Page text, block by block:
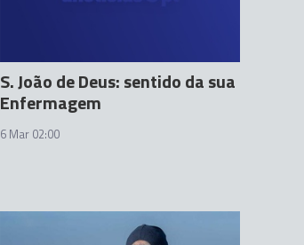
S. João de Deus: sentido da sua
Enfermagem
6 Mar 02:00